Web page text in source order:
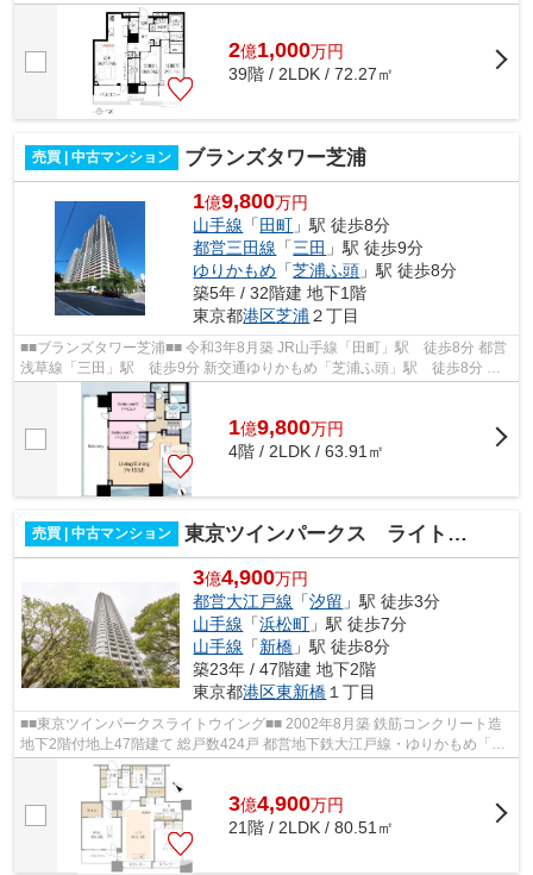
【共用施設】 ○ パーティールームガーデン...
2億1,000万円
39階 / 2LDK / 72.27㎡
売買 | 中古マンション ブランズタワー芝浦
1億9,800万円
山手線 「 田町 」駅 徒歩8分
都営三田線 「三田 」駅 徒歩9分
ゆりかもめ 「芝浦ふ頭 」駅 徒歩8分
築5年 / 32階建 地下1階
東京都港区芝浦 ２丁目
■■ブランズタワー芝浦■■ 令和3年8月築 JR山手線「田町」駅 徒歩8分 都営
浅草線「三田」駅 徒歩9分 新交通ゆりかもめ「芝浦ふ頭」駅 徒歩8分 ペ
ット飼育可能
1億9,800万円
4階 / 2LDK / 63.91㎡
売買 | 中古マンション 東京ツインパークス ライトウイング
3億4,900万円
都営大江戸線 「汐留 」駅 徒歩3分
山手線 「浜松町 」駅 徒歩7分
山手線 「新橋 」駅 徒歩8分
築23年 / 47階建 地下2階
東京都港区東新橋１丁目
■■東京ツインパークスライトウイング■■ 2002年8月築 鉄筋コンクリート造
地下2階付地上47階建て 総戸数424戸 都営地下鉄大江戸線・ゆりかもめ「汐
留」駅徒歩3分 JR山手線・京浜東北根...
3億4,900万円
21階 / 2LDK / 80.51㎡